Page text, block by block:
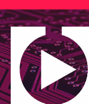
Saltar
al
contenido